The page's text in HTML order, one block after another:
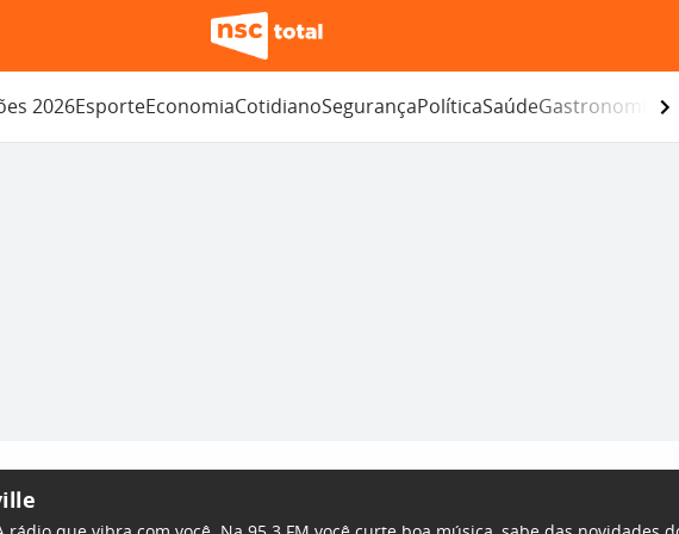
2026EsporteEconomiaCotidianoSegurançaPolíticaSaúdeGastronomia